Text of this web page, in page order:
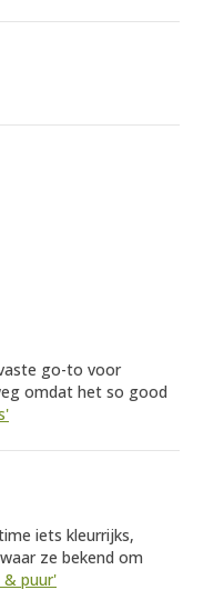
go-to voor
omdat het so good
iets kleurrijks,
ze bekend om
& puur'